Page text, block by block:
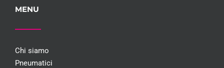
MENU
Chi siamo
Pneumatici